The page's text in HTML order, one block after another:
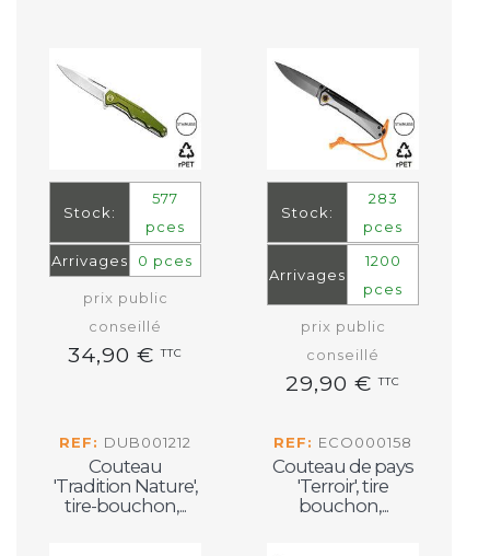
Stock:
577
pces
Arrivages
0 pces
prix public
conseillé
34,90 €TTC
Stock:
283
pces
Arrivages
1200
pces
prix public
conseillé
29,90 €TTC
REF: DUB001212
Couteau
'Tradition Nature',
tire-bouchon,...
REF: ECO000158
Couteau de pays
'Terroir', tire
bouchon,...